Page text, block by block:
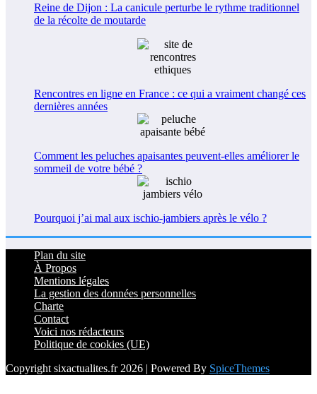
Reine de Dijon : La canicule perturbe le rythme traditionnel
de la récolte de moutarde
Rencontres en ligne en France : ce qui a vraiment changé ces
dernières années
Comment les peluches apaisantes peuvent-elles améliorer le
sommeil de votre bébé ?
Pourquoi j’ai mal aux ischio-jambiers après le vélo ?
Plan du site
À Propos
Mentions légales
La gestion des données personnelles
Charte
Contact
Voici nos rédacteurs
Politique de cookies (UE)
Copyright sixactualites.fr 2026 | Powered By SpiceThemes